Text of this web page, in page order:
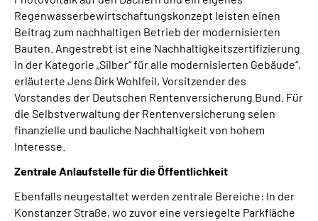
Regenwasserbewirtschaftungskonzept leisten einen
Beitrag zum nachhaltigen Betrieb der modernisierten
Bauten. Angestrebt ist eine Nachhaltigkeitszertifizierung
in der Kategorie „Silber“ für alle modernisierten Gebäude“,
erläuterte Jens Dirk Wohlfeil, Vorsitzender des
Vorstandes der Deutschen Rentenversicherung Bund. Für
die Selbstverwaltung der Rentenversicherung seien
finanzielle und bauliche Nachhaltigkeit von hohem
Interesse.
Zentrale Anlaufstelle für die Öffentlichkeit
Ebenfalls neugestaltet werden zentrale Bereiche: In der
Konstanzer Straße, wo zuvor eine versiegelte Parkfläche